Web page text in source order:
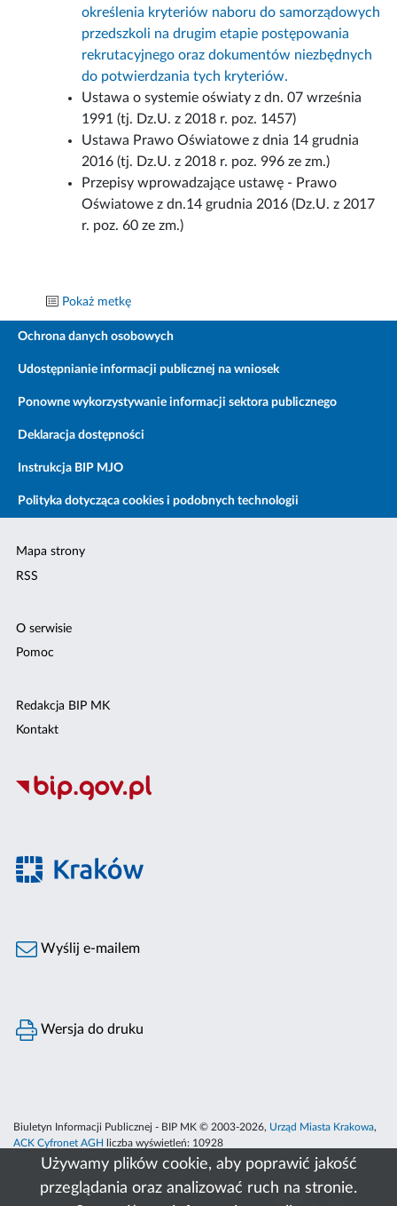
Używamy plików cookie, aby poprawić jakość
przeglądania oraz analizować ruch na stronie.
określenia kryteriów naboru do samorządowych
przedszkoli na drugim etapie postępowania
rekrutacyjnego oraz dokumentów niezbędnych
do potwierdzania tych kryteriów.
Ustawa o systemie oświaty z dn. 07 września
1991 (tj. Dz.U. z 2018 r. poz. 1457)
Ustawa Prawo Oświatowe z dnia 14 grudnia
2016 (tj. Dz.U. z 2018 r. poz. 996 ze zm.)
Przepisy wprowadzające ustawę - Prawo
Oświatowe z dn.14 grudnia 2016 (Dz.U. z 2017
r. poz. 60 ze zm.)
Pokaż metkę
Ochrona danych osobowych
Udostępnianie informacji publicznej na wniosek
Ponowne wykorzystywanie informacji sektora publicznego
Deklaracja dostępności
Instrukcja BIP MJO
Polityka dotycząca cookies i podobnych technologii
Mapa strony
RSS
O serwisie
Pomoc
Redakcja BIP MK
Kontakt
Wyślij e-mailem
Wersja do druku
Biuletyn Informacji Publicznej - BIP MK © 2003-2026, Urząd Miasta Krakowa,
ACK Cyfronet AGH
liczba wyświetleń: 10928